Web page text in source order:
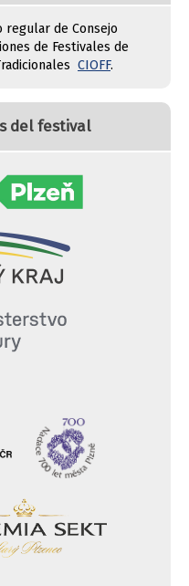
de Consejo
de Festivales de
CIOFF.
del festival